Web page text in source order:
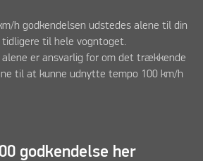
h godkendelsen udstedes alene til din
tidligere til hele vogntoget.
er ansvarlig for om det trækkende
til at kunne udnytte tempo 100 km/h
godkendelse her